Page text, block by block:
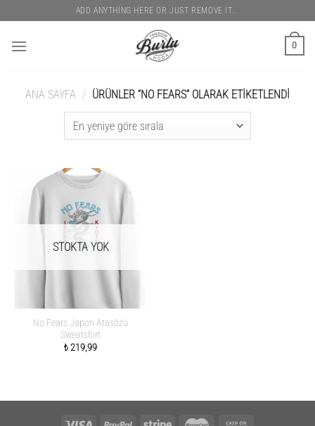
atla
ADD ANYTHING HERE OR JUST REMOVE IT...
0
ANA SAYFA / ÜRÜNLER “NO FEARS” OLARAK ETIKETLENDI
STOKTA YOK
No Fears Japon Atasözü
Sweatshirt
₺219,99